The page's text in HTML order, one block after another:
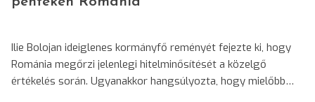
Ilie Bolojan ideiglenes kormányfő reményét fejezte ki, hogy
Románia megőrzi jelenlegi hitelminősítését a közelgő
értékelés során. Ugyanakkor hangsúlyozta, hogy mielőbb…